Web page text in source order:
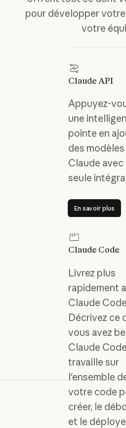
pour développer
votre
Claude API
Appuyez-
une
pointe en
des modèles
Claude avec
seule
En savoir plus
En savoir
Claude Code
Livrez plus
rapidement
Claude
Décrivez ce
vous avez
Claude Code
travaille sur
l'ensemble
votre code
créer, le
et le